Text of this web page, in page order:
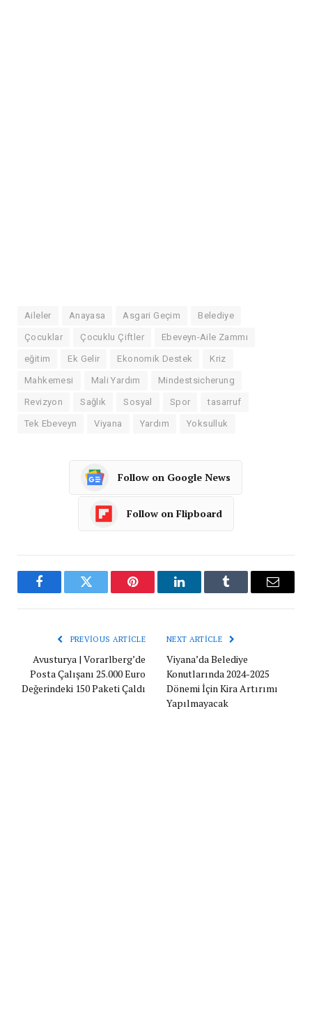
Aileler Anayasa Asgari Geçim Belediye
Çocuklar Çocuklu Çiftler Ebeveyn-Aile Zammı
eğitim Ek Gelir Ekonomik Destek Kriz
Mahkemesi Mali Yardım Mindestsicherung
Revizyon Sağlık Sosyal Spor tasarruf
Tek Ebeveyn Viyana Yardım Yoksulluk
Follow on Google News
Follow on Flipboard
FacebookTwitter Pinterest LinkedInTumblr Email
PREVIOUS ARTICLE
Avusturya | Vorarlberg’de
Posta Çalışanı 25.000 Euro
Değerindeki 150 Paketi Çaldı
NEXT ARTICLE
Viyana’da Belediye
Konutlarında 2024-2025
Dönemi İçin Kira Artırımı
Yapılmayacak